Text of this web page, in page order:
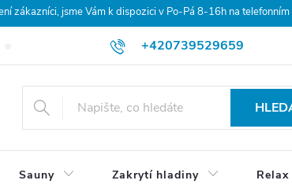
zákazníci, jsme Vám k dispozici v Po-Pá 8-16h na
+420739529659
Hodnocení obchodu Doprava a platba
Sauny Zakrytí hladiny Relax